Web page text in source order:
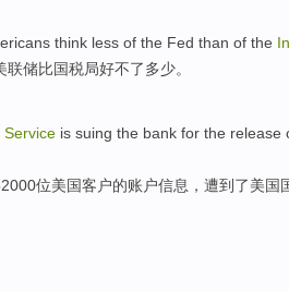
think less of the Fed than of the
联储比国税局好不了多少。
Service is suing the bank for the release
位美国客户的账户信息 ，遭到了美国